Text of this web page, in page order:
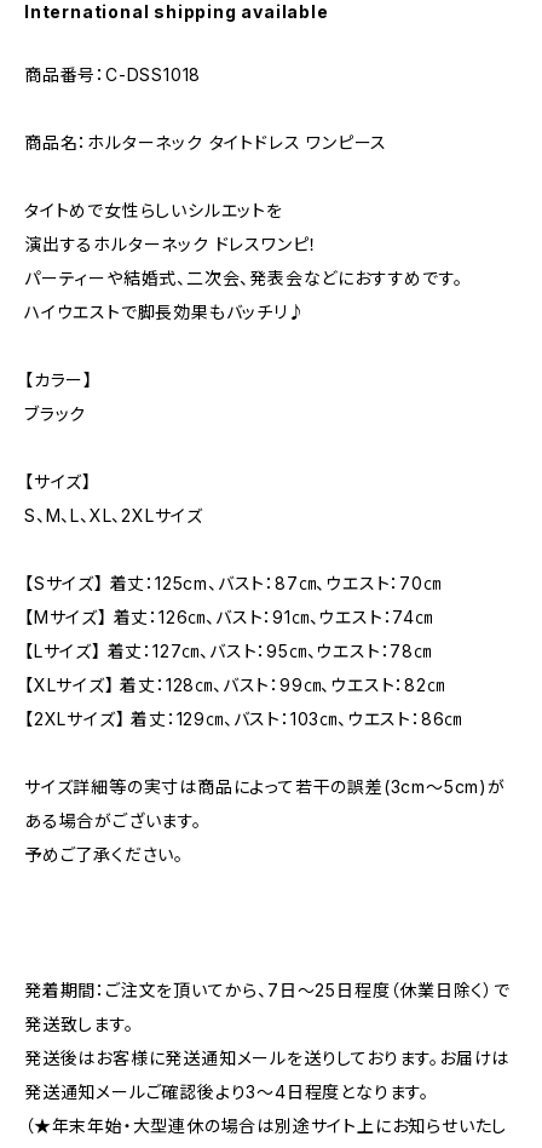
International shipping available
商品番号：C-DSS1018
商品名：ホルターネック タイトドレス ワンピース
タイトめで女性らしいシルエットを
演出するホルターネック ドレスワンピ！
パーティーや結婚式、二次会、発表会などにおすすめです。
ハイウエストで脚長効果もバッチリ♪
【カラー】
ブラック
【サイズ】
S、M、L、XL、2XLサイズ
【Sサイズ】 着丈：125cm、バスト：87㎝、ウエスト：70㎝
【Mサイズ】 着丈：126㎝、バスト：91㎝、ウエスト：74㎝
【Lサイズ】 着丈：127㎝、バスト：95㎝、ウエスト：78㎝
【XLサイズ】 着丈：128㎝、バスト：99㎝、ウエスト：82㎝
【2XLサイズ】 着丈：129㎝、バスト：103㎝、ウエスト：86㎝
サイズ詳細等の実寸は商品によって若干の誤差(3cm〜5cm)が
ある場合がございます。
予めご了承ください。
発着期間：ご注文を頂いてから、7日〜25日程度（休業日除く）で
発送致します。
発送後はお客様に発送通知メールを送りしております。お届けは
発送通知メールご確認後より3〜4日程度となります。
（★年末年始・大型連休の場合は別途サイト上にお知らせいたし